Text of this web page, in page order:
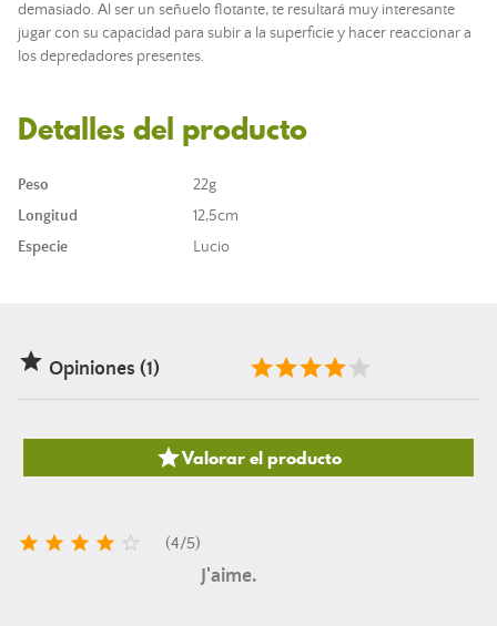
demasiado. Al ser un señuelo flotante, te resultará muy interesante
jugar con su capacidad para subir a la superficie y hacer reaccionar a
los depredadores presentes.
Detalles del producto
Peso
22g
Longitud
12,5cm
Especie
Lucio
 Opiniones (1)
Valorar el producto
     (4/5)
J'aime.